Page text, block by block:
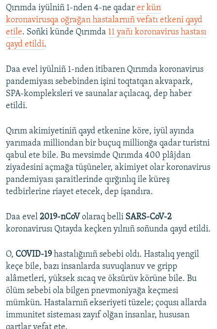
Qırımda iyülniñ 1-nden 4-ne qadar er kün
koronavirusqa oğrağan hastalarnıñ vefatı etkeni qayd
etile. Soñki künde Qırımda 11 yañı koronavirus hastası
qayd etildi.
Daa evel iyülniñ 1-nden itibaren Qırımda koronavirus
pandemiyası sebebinden işini toqtatqan akvapark,
SPA-kompleksleri ve saunalar açılacaq, dep haber
etildi.
Qırım akimiyetiniñ qayd etkenine köre, iyül ayında
yarımada milliondan bir buçuq millionğa qadar turistni
qabul ete bile. Bu mevsimde Qırımda 400 plâjdan
ziyadesini açmağa tüşüneler, akimiyet olar koronavirus
pandemiyası şaraitlerinde qırğınlıq ile küreş
tedbirlerine riayet etecek, dep işandıra.
Daa evel 2019-nCoV olaraq belli SARS-CoV-2
koronavirusı Qıtayda keçken yılnıñ soñunda qayd etildi.
O, COVID-19 hastalığınıñ sebebi oldı. Hastalıq yengil
keçe bile, bazı insanlarda suvuqlanuv ve gripp
alâmetleri, yüksek sıcaq ve öksürüv körüne bile. Bu
ölüm sebebi ola bilgen pnevmoniyağa keçmesi
mümkün. Hastalarnıñ ekseriyeti tüzele; çoqusı allarda
immunitet sisteması zayıf olğan insanlar, hususan